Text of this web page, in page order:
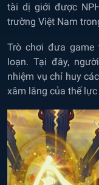
tài dị giới được
trường Việt Nam
Trò chơi đưa
loạn. Tại đây,
nhiệm vụ chỉ huy
xâm lăng của thế